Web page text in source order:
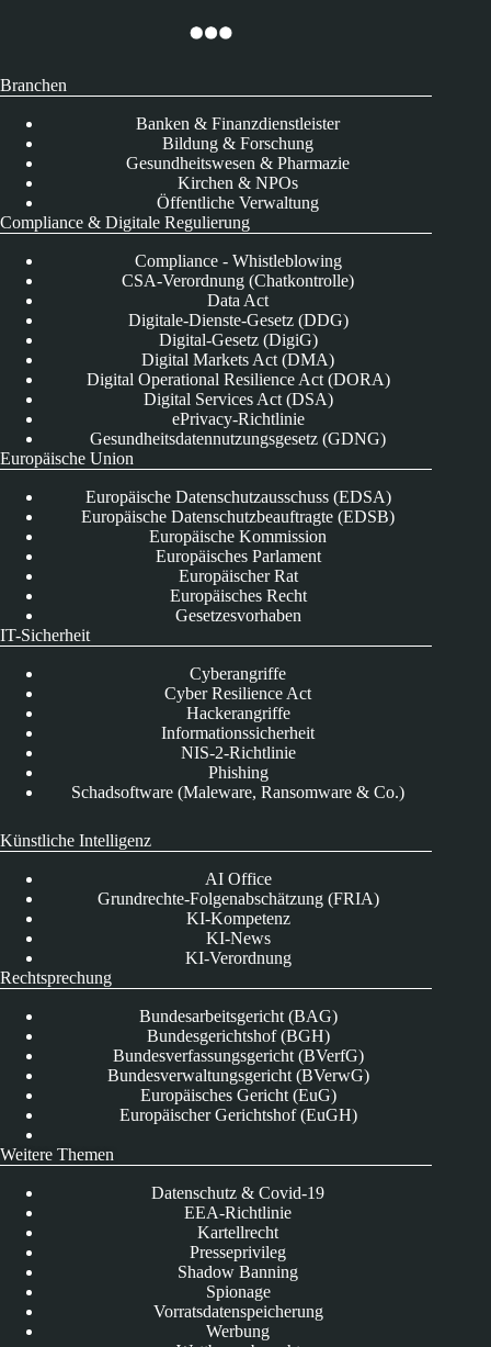
Branchen
Banken & Finanzdienstleister
Bildung & Forschung
Gesundheitswesen & Pharmazie
Kirchen & NPOs
Öffentliche Verwaltung
Compliance & Digitale Regulierung
Compliance - Whistleblowing
CSA-Verordnung (Chatkontrolle)
Data Act
Digitale-Dienste-Gesetz (DDG)
Digital-Gesetz (DigiG)
Digital Markets Act (DMA)
Digital Operational Resilience Act (DORA)
Digital Services Act (DSA)
ePrivacy-Richtlinie
Gesundheitsdatennutzungsgesetz (GDNG)
Europäische Union
Europäische Datenschutzausschuss (EDSA)
Europäische Datenschutzbeauftragte (EDSB)
Europäische Kommission
Europäisches Parlament
Europäischer Rat
Europäisches Recht
Gesetzesvorhaben
IT-Sicherheit
Cyberangriffe
Cyber Resilience Act
Hackerangriffe
Informationssicherheit
NIS-2-Richtlinie
Phishing
Schadsoftware (Maleware, Ransomware & Co.)
Künstliche Intelligenz
AI Office
Grundrechte-Folgenabschätzung (FRIA)
KI-Kompetenz
KI-News
KI-Verordnung
Rechtsprechung
Bundesarbeitsgericht (BAG)
Bundesgerichtshof (BGH)
Bundesverfassungsgericht (BVerfG)
Bundesverwaltungsgericht (BVerwG)
Europäisches Gericht (EuG)
Europäischer Gerichtshof (EuGH)
Weitere Themen
Datenschutz & Covid-19
EEA-Richtlinie
Kartellrecht
Presseprivileg
Shadow Banning
Spionage
Vorratsdatenspeicherung
Werbung